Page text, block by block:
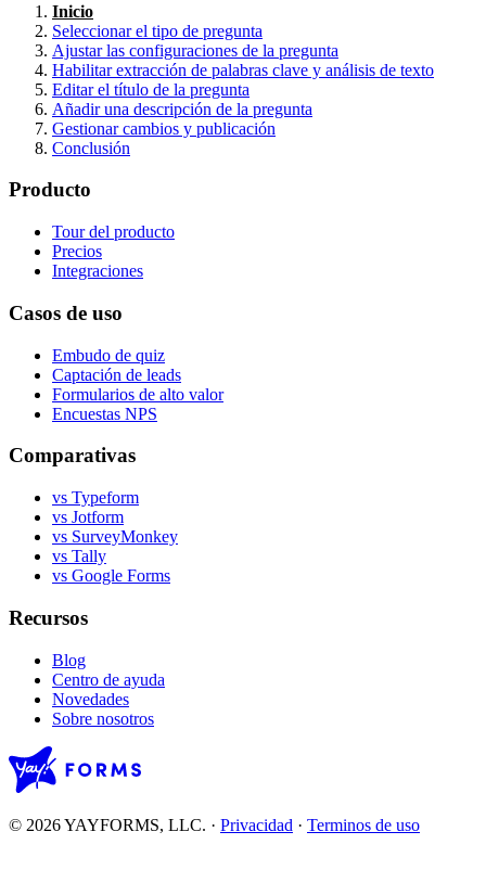
Inicio
Seleccionar el tipo de pregunta
Ajustar las configuraciones de la pregunta
Habilitar extracción de palabras clave y análisis de texto
Editar el título de la pregunta
Añadir una descripción de la pregunta
Gestionar cambios y publicación
Conclusión
Producto
Tour del producto
Precios
Integraciones
Casos de uso
Embudo de quiz
Captación de leads
Formularios de alto valor
Encuestas NPS
Comparativas
vs Typeform
vs Jotform
vs SurveyMonkey
vs Tally
vs Google Forms
Recursos
Blog
Centro de ayuda
Novedades
Sobre nosotros
© 2026 YAYFORMS, LLC. · Privacidad · Terminos de uso